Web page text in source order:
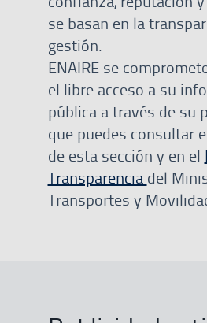
se basan en la
gestión.
ENAIRE se
el libre acceso a su
pública a través de su
que puedes consultar
de esta sección y en el
Transparencia del
Transportes y